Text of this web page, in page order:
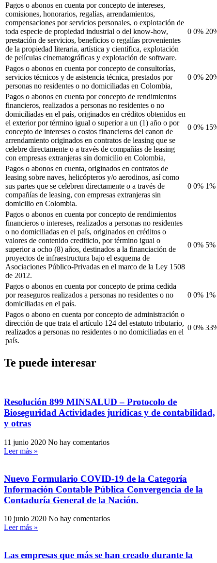
Pagos o abonos en cuenta por concepto de intereses,
comisiones, honorarios, regalías, arrendamientos,
compensaciones por servicios personales, o explotación de
toda especie de propiedad industrial o del know-how,
prestación de servicios, beneficios o regalías provenientes
de la propiedad literaria, artística y científica, explotación
de películas cinematográficas y explotación de software.
0 0%
Pagos o abonos en cuenta por concepto de consultorías,
servicios técnicos y de asistencia técnica, prestados por
personas no residentes o no domiciliadas en Colombia,
0 0%
Pagos o abonos en cuenta por concepto de rendimientos
financieros, realizados a personas no residentes o no
domiciliadas en el país, originados en créditos obtenidos en
el exterior por término igual o superior a un (1) año o por
concepto de intereses o costos financieros del canon de
arrendamiento originados en contratos de leasing que se
celebre directamente o a través de compañías de leasing
con empresas extranjeras sin domicilio en Colombia,
0 0%
Pagos o abonos en cuenta, originados en contratos de
leasing sobre naves, helicópteros y/o aerodinos, así como
sus partes que se celebren directamente o a través de
compañías de leasing, con empresas extranjeras sin
domicilio en Colombia.
0 0% 1%
Pagos o abonos en cuenta por concepto de rendimientos
financieros o intereses, realizados a personas no residentes
o no domiciliadas en el país, originados en créditos o
valores de contenido crediticio, por término igual o
superior a ocho (8) años, destinados a la financiación de
proyectos de infraestructura bajo el esquema de
Asociaciones Público-Privadas en el marco de la Ley 1508
de 2012.
0 0% 5%
Pagos o abonos en cuenta por concepto de prima cedida
por reaseguros realizados a personas no residentes o no
domiciliadas en el país.
0 0% 1%
Pagos o abono en cuenta por concepto de administración o
dirección de que trata el artículo 124 del estatuto tributario,
realizados a personas no residentes o no domiciliadas en el
país.
0 0%
Te puede interesar
Resolución 899 MINSALUD – Protocolo de
Bioseguridad Actividades jurídicas y de contabilidad,
y otras
11 junio 2020 No hay comentarios
Leer más »
Nuevo Formulario COVID-19 de la Categoría
Información Contable Pública Convergencia de la
Contaduría General de la Nación.
10 junio 2020 No hay comentarios
Leer más »
Las empresas que más se han creado durante la